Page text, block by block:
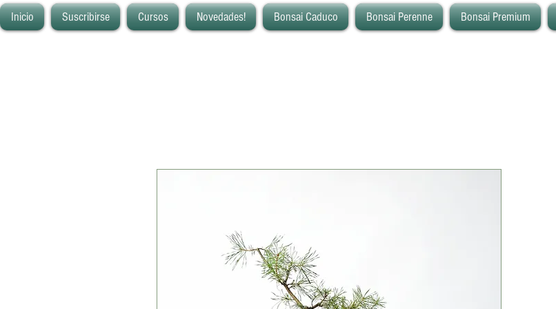
Inicio Suscribirse Cursos Novedades! Bonsai Caduco Bonsai Perenne Bonsai Premium